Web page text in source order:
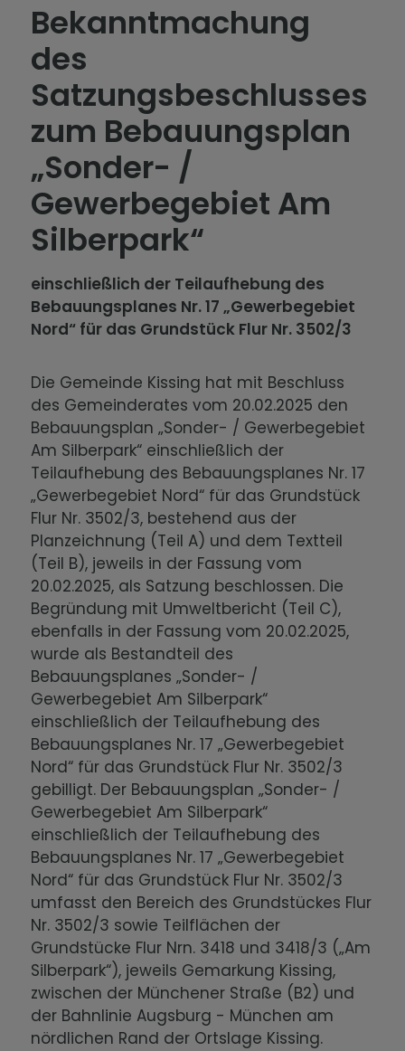
Bekanntmachung
des
Satzungsbeschlusses
zum Bebauungsplan
„Sonder- /
Gewerbegebiet Am
Silberpark“
einschließlich der Teilaufhebung des
Bebauungsplanes Nr. 17 „Gewerbegebiet
Nord“ für das Grundstück Flur Nr. 3502/3
Die Gemeinde Kissing hat mit Beschluss
des Gemeinderates vom 20.02.2025 den
Bebauungsplan „Sonder- / Gewerbegebiet
Am Silberpark“ einschließlich der
Teilaufhebung des Bebauungsplanes Nr. 17
„Gewerbegebiet Nord“ für das Grundstück
Flur Nr. 3502/3, bestehend aus der
Planzeichnung (Teil A) und dem Textteil
(Teil B), jeweils in der Fassung vom
20.02.2025, als Satzung beschlossen. Die
Begründung mit Umweltbericht (Teil C),
ebenfalls in der Fassung vom 20.02.2025,
wurde als Bestandteil des
Bebauungsplanes „Sonder- /
Gewerbegebiet Am Silberpark“
einschließlich der Teilaufhebung des
Bebauungsplanes Nr. 17 „Gewerbegebiet
Nord“ für das Grundstück Flur Nr. 3502/3
gebilligt. Der Bebauungsplan „Sonder- /
Gewerbegebiet Am Silberpark“
einschließlich der Teilaufhebung des
Bebauungsplanes Nr. 17 „Gewerbegebiet
Nord“ für das Grundstück Flur Nr. 3502/3
umfasst den Bereich des Grundstückes Flur
Nr. 3502/3 sowie Teilflächen der
Grundstücke Flur Nrn. 3418 und 3418/3 („Am
Silberpark“), jeweils Gemarkung Kissing,
zwischen der Münchener Straße (B2) und
der Bahnlinie Augsburg - München am
nördlichen Rand der Ortslage Kissing.